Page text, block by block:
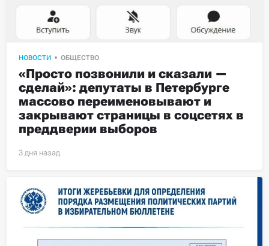
НОВОСТИ ОБЩЕСТВО
«Просто позвонили и сказали —
сделай»: депутаты в Петербурге
массово переименовывают и
закрывают страницы в соцсетях в
преддверии выборов